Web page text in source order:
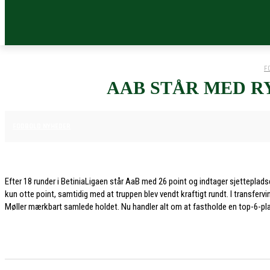
AAB STÅR MED
Efter 18 runder i BetiniaLigaen står AaB med 26 point og indtager
kun otte point, samtidig med at truppen blev vendt kraftigt rundt. I
Møller mærkbart samlede holdet. Nu handler alt om at fastholde en top-6-